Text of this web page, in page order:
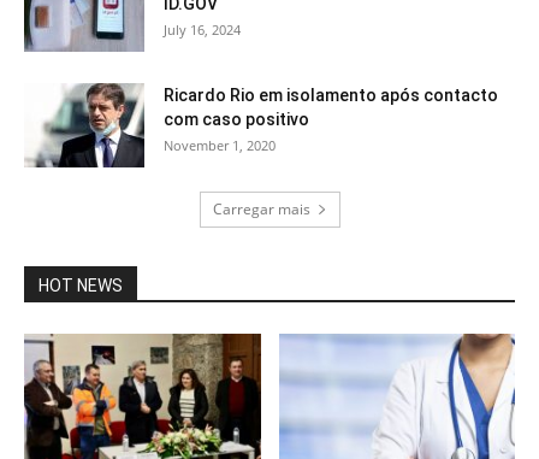
ID.GOV
July 16, 2024
Ricardo Rio em isolamento após contacto
com caso positivo
November 1, 2020
Carregar mais
HOT NEWS